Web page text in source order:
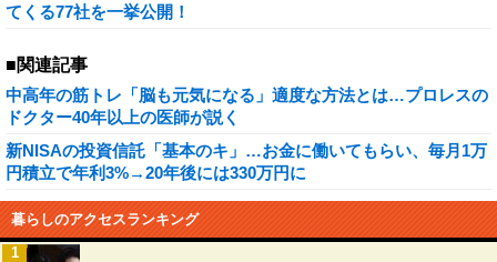
てくる77社を一挙公開！
■関連記事
中高年の筋トレ「脳も元気になる」適度な方法とは…プロレスの
ドクター40年以上の医師が説く
新NISAの投資信託「基本のキ」…お金に働いてもらい、毎月1万
円積立で年利3%→20年後には330万円に
暮らしのアクセスランキング
1